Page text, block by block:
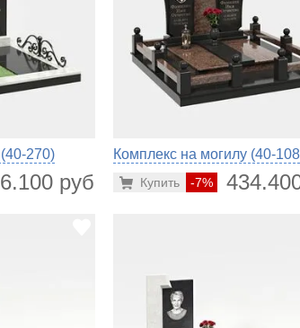
270)
руб.
Комплекс на могилу (40-
-7%
Купить